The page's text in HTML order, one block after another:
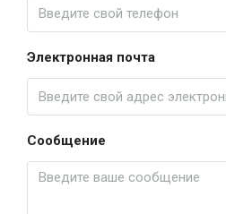
Электронная почта
Сообщение